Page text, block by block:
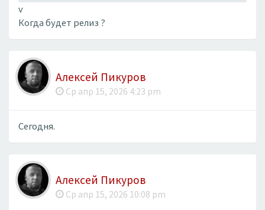
v
Когда будет релиз ?
Алексей Пикуров
Ср апр 15, 2026 4:23 pm
Сегодня.
Алексей Пикуров
Ср апр 15, 2026 10:08 pm